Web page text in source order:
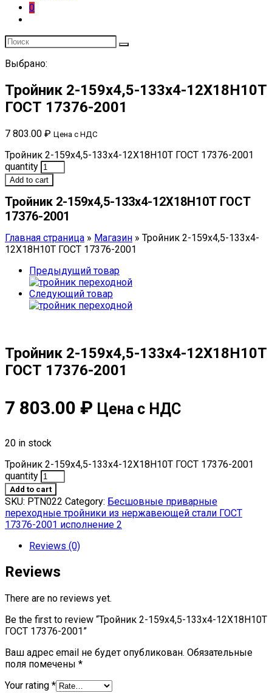
0
Выбрано:
Тройник 2-159х4,5-133х4-12Х18Н10Т
ГОСТ 17376-2001
7 803.00 ₽ Цена с НДС
Тройник 2-159х4,5-133х4-12Х18Н10Т ГОСТ 17376-2001
quantity
Add to cart
Тройник 2-159х4,5-133х4-12Х18Н10Т ГОСТ
17376-2001
Главная страница » Магазин » Тройник 2-159х4,5-133х4-
12Х18Н10Т ГОСТ 17376-2001
Предыдущий товар
Следующий товар
Тройник 2-159х4,5-133х4-12Х18Н10Т
ГОСТ 17376-2001
7 803.00 ₽ Цена с НДС
20 in stock
Тройник 2-159х4,5-133х4-12Х18Н10Т ГОСТ 17376-2001
quantity
Add to cart
SKU: PTN022 Category: Бесшовные приварные
переходные тройники из нержавеющей стали ГОСТ
17376-2001 исполнение 2
Reviews (0)
Reviews
There are no reviews yet.
Be the first to review “Тройник 2-159х4,5-133х4-12Х18Н10Т
ГОСТ 17376-2001”
Ваш адрес email не будет опубликован. Обязательные
поля помечены *
Your rating *